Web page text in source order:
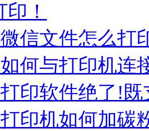
！
信文件怎么打
何与打印机连
印软件绝了!
印机如何加碳